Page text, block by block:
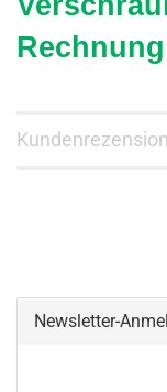
Rechnung
Newsletter-